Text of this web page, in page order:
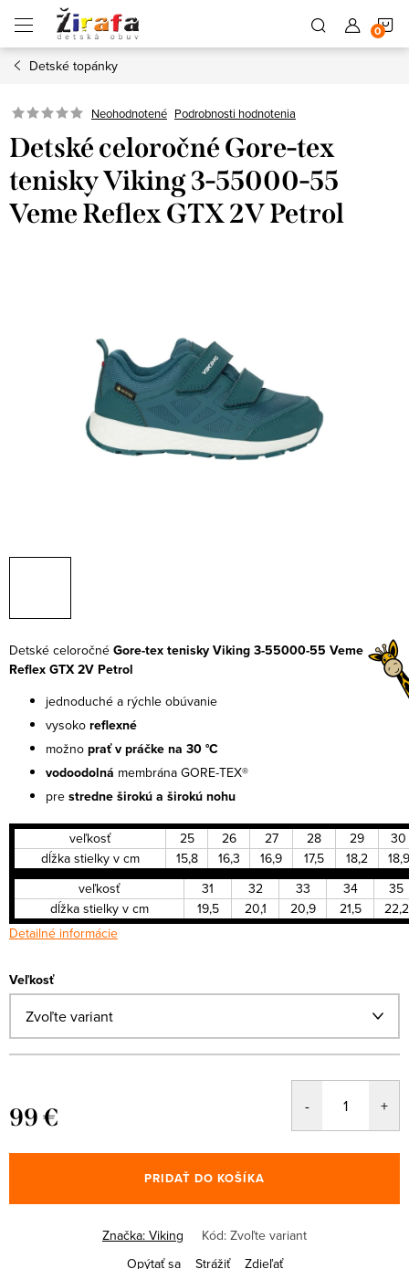
obsah
Detské topánky
Neohodnotené Podrobnosti hodnotenia
Detské celoročné Gore-tex
tenisky Viking 3-55000-55
Veme Reflex GTX 2V Petrol
Detské celoročné Gore-tex tenisky Viking 3-55000-55 Veme
Reflex GTX 2V Petrol
jednoduché a rýchle obúvanie
vysoko reflexné
možno prať v práčke na 30 °C
vodoodolná membrána GORE-TEX®
pre stredne širokú a širokú nohu
veľkosť 25 26 27 28 29
30
dĺžka stielky v cm
15,8 16,3 16,9 17,5 18,2
18,9
veľkosť
31 32 33 34
35
dĺžka stielky v cm
19,5 20,1 20,9 21,5
22,2
Detailné informácie
Veľkosť
99 €
cena:
PRIDAŤ DO KOŠÍKA
Značka: Viking Kód: Zvoľte variant
Opýtať sa
Strážiť Zdieľať